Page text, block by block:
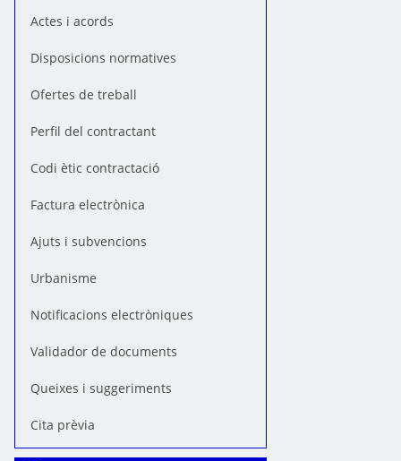
Actes i acords
Disposicions normatives
Ofertes de treball
Perfil del contractant
Codi ètic contractació
Factura electrònica
Ajuts i subvencions
Urbanisme
Notificacions electròniques
Validador de documents
Queixes i suggeriments
Cita prèvia